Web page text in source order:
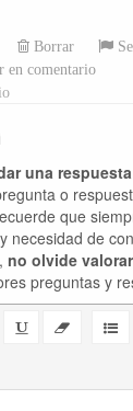
Borrar
en comentario
una
o
que
necesidad de
no olvide valorar
preguntas y